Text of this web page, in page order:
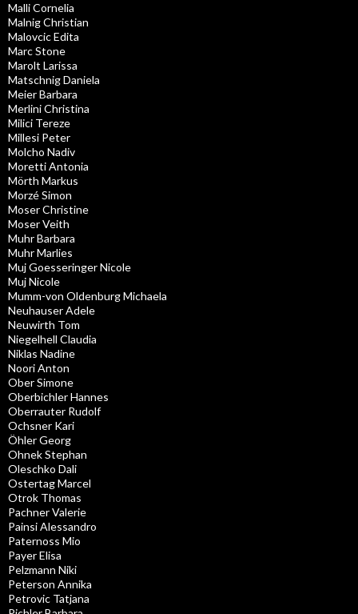
Malli Cornelia
Malnig Christian
Malovcic Edita
Marc Stone
Marolt Larissa
Matschnig Daniela
Meier Barbara
Merlini Christina
Milici Tereze
Millesi Peter
Molcho Nadiv
Moretti Antonia
Mörth Markus
Morzé Simon
Moser Christine
Moser Veith
Muhr Barbara
Muhr Marlies
Muj Goesseringer Nicole
Muj Nicole
Mumm-von Oldenburg Michaela
Neuhauser Adele
Neuwirth Tom
Niegelhell Claudia
Niklas Nadine
Noori Anton
Ober Simone
Oberbichler Hannes
Oberrauter Rudolf
Ochsner Kari
Öhler Georg
Ohnek Stephan
Oleschko Dali
Ostertag Marcel
Otrok Thomas
Pachner Valerie
Painsi Alessandro
Paternoss Mio
Payer Elisa
Pelzmann Niki
Peterson Annika
Petrovic Tatjana